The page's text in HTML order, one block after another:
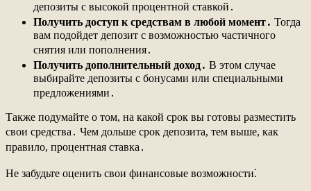
депозиты с высокой процентной ставкой․
Получить доступ к средствам в любой момент․ Тогда
вам подойдет депозит с возможностью частичного
снятия или пополнения․
Получить дополнительный доход․ В этом случае
выбирайте депозиты с бонусами или специальными
предложениями․
Также подумайте о том, на какой срок вы готовы разместить
свои средства․ Чем дольше срок депозита, тем выше, как
правило, процентная ставка․
Не забудьте оценить свои финансовые возможности⁚